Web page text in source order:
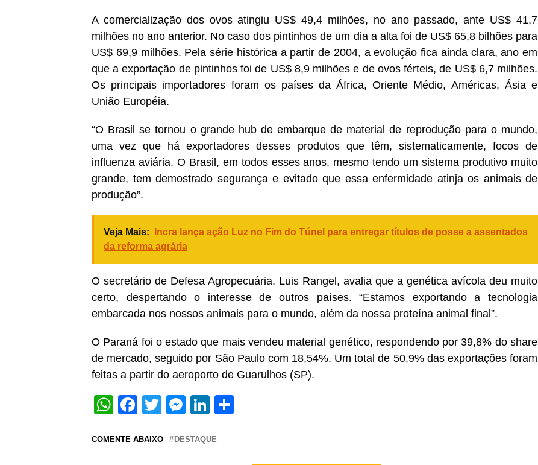
A comercialização dos ovos atingiu US$ 49,4 milhões, no ano passado, ante US$ 41,7
milhões no ano anterior. No caso dos pintinhos de um dia a alta foi de US$ 65,8 bilhões para
US$ 69,9 milhões. Pela série histórica a partir de 2004, a evolução fica ainda clara, ano em
que a exportação de pintinhos foi de US$ 8,9 milhões e de ovos férteis, de US$ 6,7 milhões.
Os principais importadores foram os países da África, Oriente Médio, Américas, Ásia e
União Européia.
“O Brasil se tornou o grande hub de embarque de material de reprodução para o mundo,
uma vez que há exportadores desses produtos que têm, sistematicamente, focos de
influenza aviária. O Brasil, em todos esses anos, mesmo tendo um sistema produtivo muito
grande, tem demostrado segurança e evitado que essa enfermidade atinja os animais de
produção”.
Veja Mais:
Incra lança ação Luz no Fim do Túnel para entregar títulos de posse a assentados
da reforma agrária
O secretário de Defesa Agropecuária, Luis Rangel, avalia que a genética avícola deu muito
certo, despertando o interesse de outros países. “Estamos exportando a tecnologia
embarcada nos nossos animais para o mundo, além da nossa proteína animal final”.
O Paraná foi o estado que mais vendeu material genético, respondendo por 39,8% do share
de mercado, seguido por São Paulo com 18,54%. Um total de 50,9% das exportações foram
feitas a partir do aeroporto de Guarulhos (SP).
WhatsApp
Facebook
TwitterMessenger
LinkedIn
COMENTE ABAIXO DESTAQUE